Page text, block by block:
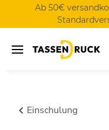
Ab 50€
Einschulung